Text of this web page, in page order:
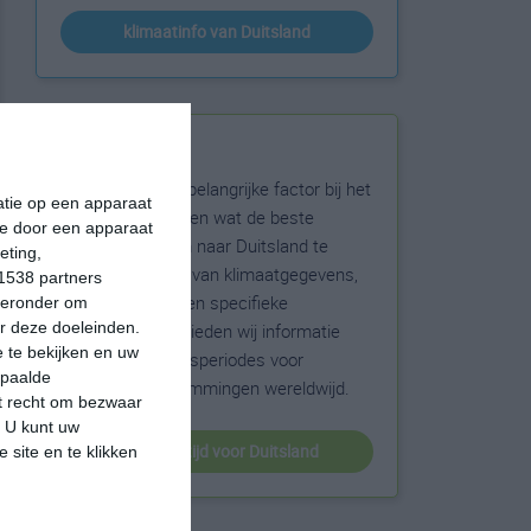
op een apparaat
door een apparaat
partners
om
doeleinden.
te bekijken en uw
recht om bezwaar
kunt uw
site en te klikken
klimaatinfo van Duitsland
Het weer is een belangrijke factor bij het
reizen. Wil je weten wat de beste
maanden zijn om naar Duitsland te
reizen? Op basis van klimaatgegevens,
weersextremen en specifieke
weerinformatie bieden wij informatie
over de beste reisperiodes voor
duizenden bestemmingen wereldwijd.
beste reistijd voor Duitsland